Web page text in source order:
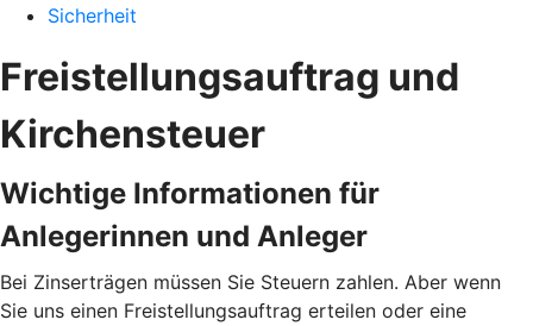
Sicherheit
Freistellungsauftrag und
Kirchensteuer
Wichtige Informationen für
Anlegerinnen und Anleger
Bei Zinserträgen müssen Sie Steuern zahlen. Aber wenn
Sie uns einen Freistellungsauftrag erteilen oder eine